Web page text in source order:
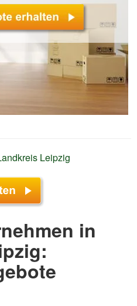
Leipzig
in